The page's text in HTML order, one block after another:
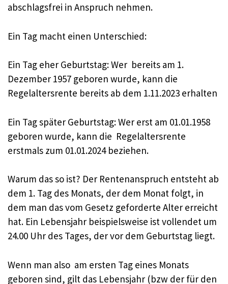
abschlagsfrei in Anspruch nehmen.
Ein Tag macht einen Unterschied:
Ein Tag eher Geburtstag: Wer bereits am 1.
Dezember 1957 geboren wurde, kann die
Regelaltersrente bereits ab dem 1.11.2023 erhalten
Ein Tag später Geburtstag: Wer erst am 01.01.1958
geboren wurde, kann die Regelaltersrente
erstmals zum 01.01.2024 beziehen.
Warum das so ist? Der Rentenanspruch entsteht ab
dem 1. Tag des Monats, der dem Monat folgt, in
dem man das vom Gesetz geforderte Alter erreicht
hat. Ein Lebensjahr beispielsweise ist vollendet um
24.00 Uhr des Tages, der vor dem Geburtstag liegt.
Wenn man also am ersten Tag eines Monats
geboren sind, gilt das Lebensjahr (bzw der für den